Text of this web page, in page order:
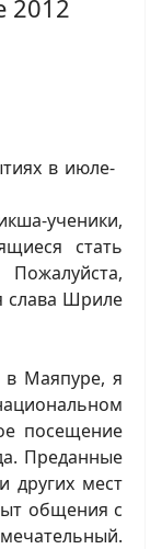
2012
ученики,
стать
слава Шриле
в Маяпуре, я
посещение
Преданные
других мест
общения с